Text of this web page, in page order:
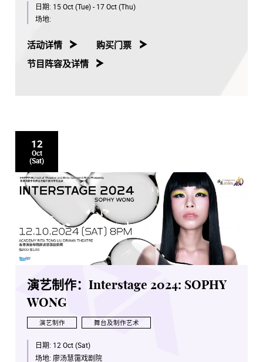
在这为期三天的研讨会中，我们诚邀参与者一同重新想像
艺术的界限，见证传统表演艺术与现代尖端技术的完美融
演艺科技的独特远见，包括人工智能及机器学习等科技如
由艺术家与学生共同创建的演艺科技展演亦会打破传统，
日期: 15 Oct (Tue) - 17 Oct (Thu)
场地:
活动详情
购买门票
节目阵容及详情
12
Oct
(Sat)
演艺制作：Interstage 2024: SOPHY
WONG
演艺制作 舞台及制作艺术
日期: 12 Oct (Sat)
场地: 廖汤慧霭戏剧院